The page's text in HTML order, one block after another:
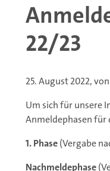
22/23
25. August 2022,
Um sich für unsere
Anmeldephasen für
1. Phase(Vergabe
Nachmeldephase